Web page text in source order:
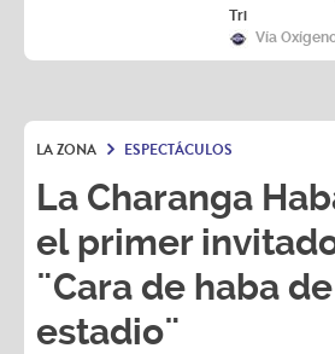
Tri
Vía
LA ZONA ESPECTÁCULOS
La Charanga
el primer
¨Cara de haba
estadio¨